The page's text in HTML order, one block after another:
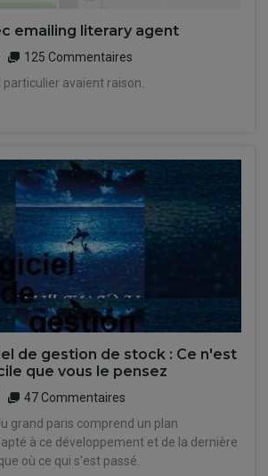
emailing literary agent
125 Commentaires
avaient raison.
de gestion de stock : Ce n'est
que vous le pensez
47 Commentaires
grand paris comprend un plan
à ce développement et de la dernière
où ce qui s'est passé.